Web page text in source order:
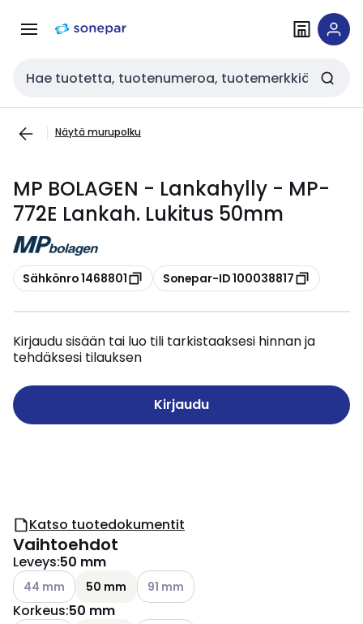
navigointiinsisältöön
Haku
Näytä murupolku
MP BOLAGEN - Lankahylly - MP-
772E Lankah. Lukitus 50mm
Kopioi
Sähkönro 1468801 Kopioi
Sonepar-ID 100038817
Kirjaudu sisään tai luo tili tarkistaaksesi hinnan ja
tehdäksesi tilauksen
Kirjaudu
Katso tuotedokumentit
Vaihtoehdot
Leveys:50 mm
Katso käytettävissä olevat vaihtoehdot
44 mm 50 mm Katso käytettävissä olevat vaihtoehdot
91 mm
Korkeus:50 mm